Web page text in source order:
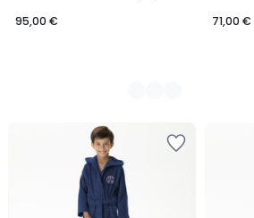
95,00 €
71,00 €